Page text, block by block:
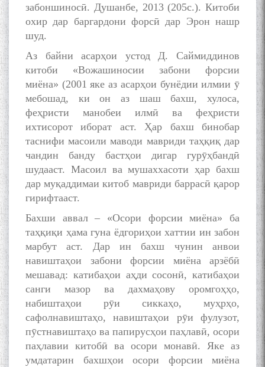
забоншиносӣ. Душанбе, 2013 (205с.). Китоби
охир дар баргардони форсӣ дар Эрон нашр
шуд.
Аз байни асарҳои устод Д. Саймиддинов
китоби «Вожашиносии забони форсии
миёна» (2001 яке аз асарҳои бунёдии илмии ӯ
мебошад, ки он аз шаш бахш, хулоса,
феҳристи манобеи илмӣ ва феҳристи
ихтисорот иборат аст. Ҳар бахш бинобар
таснифи масоили маводи мавриди таҳқиқ дар
чандин банду бастҳои дигар гурӯҳбандӣ
шудааст. Масоил ва мушаххасоти ҳар бахш
дар муқаддимаи китоб мавриди баррасӣ қарор
гирифтааст.
Бахши аввал – «Осори форсии миёна» ба
таҳқиқи ҳама гуна ёдгориҳои хаттии ин забон
марбут аст. Дар ин бахш чунин анвои
навиштаҳои забони форсии миёна арзёбӣ
мешавад: катибаҳои аҳди cосонӣ, катибаҳои
санги мазор ва дахмаҳову оромгоҳҳо,
набиштаҳои рӯи сиккаҳо, муҳрҳо,
сафолнавиштаҳо, навиштаҳои рӯи фулузот,
пӯстнавиштаҳо ва папирусҳои паҳлавӣ, осори
паҳлавии китобӣ ва осори монавӣ. Яке аз
умдатарин бахшҳои осори форсии миёна